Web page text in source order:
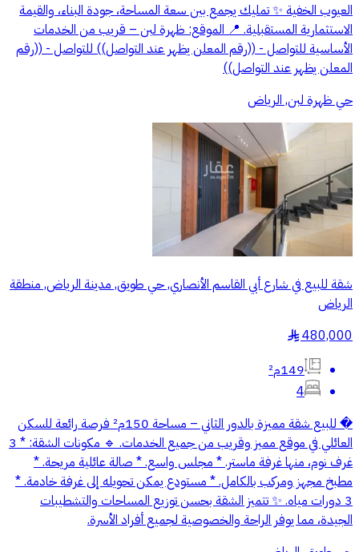
العيوب الخفية ✨ تمليك يجمع بين سعة المساحة، جودة البناء، والقيمة
الاستثمارية المستقبلية. 📍 الموقع: ظهرة لبن – قريب من الخدمات
الأساسية للتواصل - ((رقم المعلن يظهر عند التواصل)) للتواصل - ((رقم
المعلن يظهر عند التواصل))
حي ظهرة لبن, الرياض
شقة للبيع في شارع أبي القاسم الأنصاري, حي طويق, مدينة الرياض, منطقة
الرياض
480,000
§
149م²
4
� للبيع شقة مميزة بالدور الثاني – مساحة 150م² فرصة رائعة للسكن
العائلي في موقع مميز وقريب من جميع الخدمات. 🔹 مكونات الشقة: * 3
غرف نوم، منها غرفة ماستر. * مجلس واسع. * صالة عائلية مريحة. *
مطبخ مجهز ومركب بالكامل. * مستودع يمكن تحويله إلى غرفة خادمة. *
3 دورات مياه. ✨ تتميز الشقة بحسن توزيع المساحات والتشطيبات
الجيدة، مما يوفر الراحة والخصوصية لجميع أفراد الأسرة.